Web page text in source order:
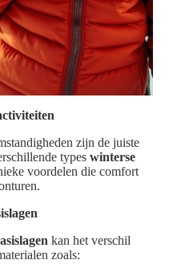
zijn de juiste
types winterse
voordelen die comfort
kan het verschil
zoals: